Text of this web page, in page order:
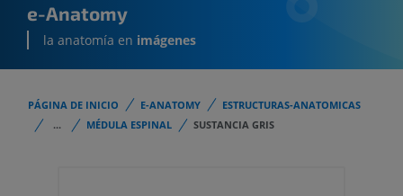
e-Anatomy
la anatomía en imágenes
PÁGINA DE INICIO E-ANATOMY
ESTRUCTURAS-ANATOMICAS
...
MÉDULA ESPINAL SUSTANCIA GRIS